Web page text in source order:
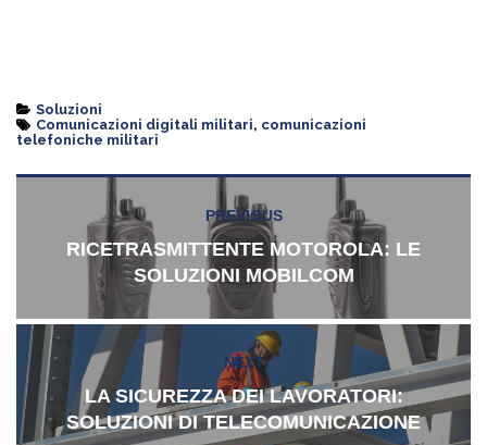
Categories
Soluzioni
Tags
Comunicazioni digitali militari, comunicazioni
telefoniche militari
Navigazione
articoli
Previous
post:
PREVIOUS
RICETRASMITTENTE MOTOROLA: LE
SOLUZIONI MOBILCOM
Next
post:
NEXT
LA SICUREZZA DEI LAVORATORI:
SOLUZIONI DI TELECOMUNICAZIONE